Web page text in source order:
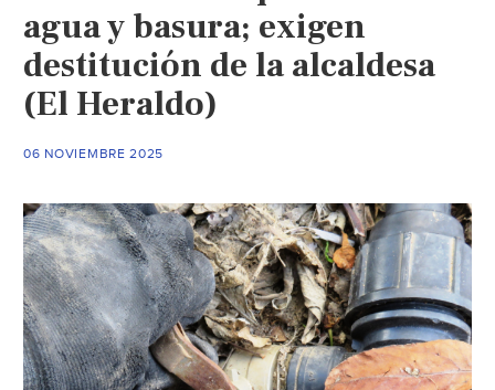
agua
en
el
altiplano
Heraldo)
agua y basura; exigen
destitución de la alcaldesa
(El Heraldo)
06 NOVIEMBRE 2025